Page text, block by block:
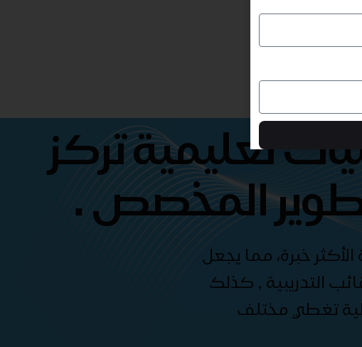
تعليمية تركز
المخصص .
خبرة، مما يجعل
التدريبية , كذلك
تغطي مختلف